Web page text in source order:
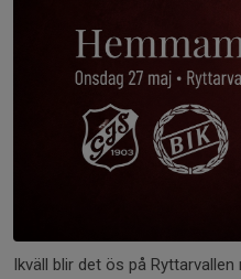
Ikväll blir det ös på